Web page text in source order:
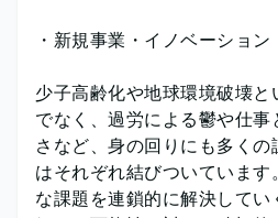
・新規事業・イノベーション
少子高齢化や地球環境破壊
でなく、過労による鬱や仕
さなど、身の回りにも多く
はそれぞれ結びついています
な課題を連鎖的に解決してい